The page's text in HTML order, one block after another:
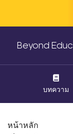
Beyond
บทความ
หน้าหลัก